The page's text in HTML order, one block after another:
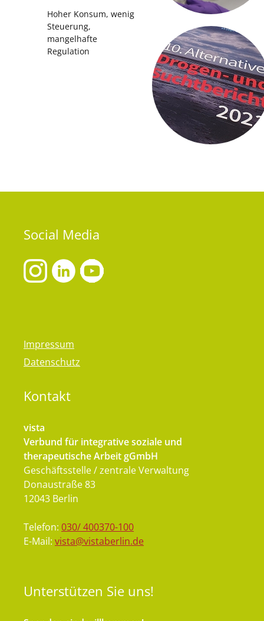
Hoher Konsum, wenig
Steuerung,
mangelhafte
Regulation
Social Media
Impressum
Datenschutz
Kontakt
vista
Verbund für integrative soziale und
therapeutische Arbeit gGmbH
Geschäftsstelle / zentrale Verwaltung
Donaustraße 83
12043 Berlin
Telefon: 030/ 400370-100
E-Mail: vista@vistaberlin.de
Unterstützen Sie uns!